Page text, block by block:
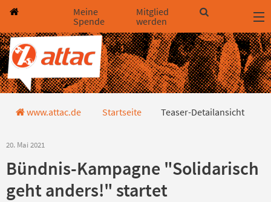
Direkt zum Hauptinhalt springen
Direkt zur Haupt-Navigation springen
Direkt zur Service-Navigation springen
Direkt zur Footer-Navigation springen
Direkt zum Footerinhalt springen
Meine
Spende
Mitglied
werden
Teaser-Detailansicht
www.attac.de Startseite Teaser-Detailansicht
20. Mai 2021
Bündnis-Kampagne "Solidarisch
geht anders!" startet